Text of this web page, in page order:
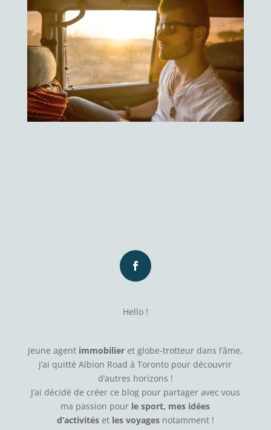
Hello !
Jeune agent immobilier et globe-trotteur dans l’âme,
j’ai quitté Albion Road à Toronto pour découvrir
d’autres horizons !
J’ai décidé de créer ce blog pour partager avec vous
ma passion pour le sport, mes idées
d’activitéset les voyagesnotamment !